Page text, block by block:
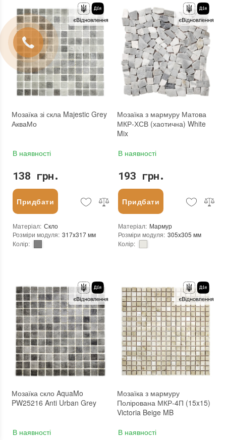
Призначення:
В інтер'єрі, Для лазні, Для басейну, Для ванної кімнати та туалету, Для вітальні, Для душової, Для кухні, Для спальні, Для фартуха, Для фасаду, Для хамама
Розмір чіпа: 20x20 мм
Товщина чіпа: 4 мм
Площа модуля: 0,107 м²
Країна виробника: Китай
Бренд:
Stella di Mare
Тип поверхні: Матова
: новий
Зі знижкою
Основа
Папір, Сітка
Призначення:
В інтер'єрі, Для лазні, Для басейну, Для ванної кімнати та туалету, Для вітальні, Для душової, Для кухні, Для спальні, Для фартуха, Для фасаду, Для хамама
Кількість модулів у упаковці:
20 шт.
Розмір чіпа: 25x25 мм
Товщина чіпа: 4 мм
Площа модуля: 0,1 м²
Країна виробника: Україна
Бренд: AquaMo
Тип поверхні: Рельєфна
новий
Мозаїка зі скла Majestic Grey
АкваМо
В наявності
138 грн.
Придбати
Матеріал: Скло
Розміри модуля: 317x317 мм
Колір:
Основа: Папір, Сітка
Призначення:
В інтер'єрі, Для лазні, Для басейну, Для ванної кімнати та туалету, Для вітальні, Для душової, Для кухні, Для спальні, Для фартуха, Для фасаду, Для хамама
Кількість модулів у упаковці:
20 шт.
Розмір чіпа: 25x25 мм
Товщина чіпа: 4 мм
Площа модуля: 0,1 м²
Країна виробника: Україна
Бренд: AquaMo
Тип поверхні: Глянцева
новий
Мозаїка з мармуру Матова
МКР-ХСВ (хаотична) White
Mix
В наявності
193 грн.
Придбати
Матеріал: Мармур
Розміри модуля: 305x305 мм
Колір:
Призначення:
В інтер'єрі, Для лазні, Для басейну, Для ванної кімнати та туалету, Для вітальні, Для душової, Для кухні, Для спальні, Для фартуха, Для фасаду, Для хамама
Кількість модулів у упаковці:
22 шт.
Вага модуля: 1,35 кг
Розмір чіпа: Хаотичні
Товщина чіпа: 6 мм
Площа модуля: 0,093 м²
Країна виробника: Україна
Бренд: KrimArt
Тип поверхні: Матова
Камінь: White Mix
Вид матеріалу: Мармур
Мозаїка скло AquaMo
PW25216 Anti Urban Grey
В наявності
Мозаїка з мармуру
Полірована МКР-4П (15x15)
Victoria Beige MB
В наявності